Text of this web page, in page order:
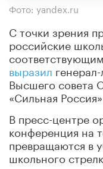
Фото: yandex.ru
С точки зрения
российские
выразил
Высшего совета
«Сильная
В пресс-центре
конференция на
превращаются в
школьного